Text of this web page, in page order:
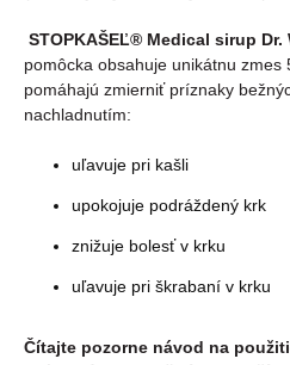
STOPKAŠEĽ® Medical sirup Dr.
pomôcka obsahuje unikátnu zmes
pomáhajú zmierniť príznaky
nachladnutím:
uľavuje pri kašli
upokojuje podráždený krk
znižuje bolesť v krku
uľavuje pri škrabaní v krku
Čítajte pozorne návod na